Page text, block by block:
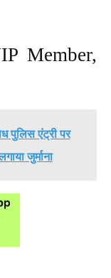
Member,
पुलिस एंट्री पर
जुर्माना